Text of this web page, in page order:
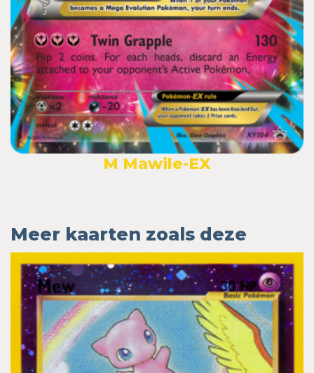
M Mawile-EX
Meer kaarten zoals deze